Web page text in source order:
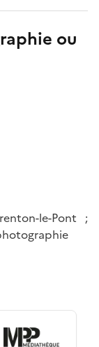
ou
le-Pont ;